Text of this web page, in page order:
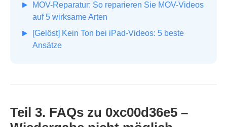
MOV-Reparatur: So reparieren Sie MOV-Videos
auf 5 wirksame Arten
[Gelöst] Kein Ton bei iPad-Videos: 5 beste
Ansätze
Teil 3. FAQs zu 0xc00d36e5 –